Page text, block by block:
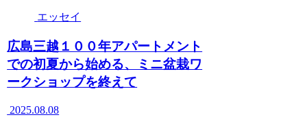
エッセイ
広島三越１００年アパートメント
での初夏から始める、ミニ盆栽ワ
ークショップを終えて
2025.08.08